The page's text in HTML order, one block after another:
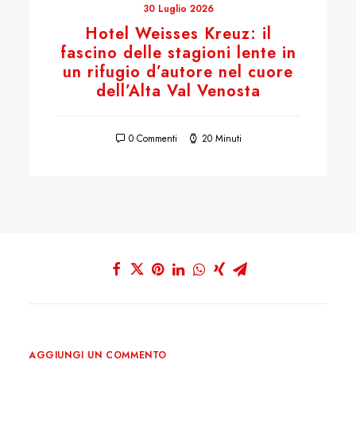
30 Luglio 2026
Hotel Weisses Kreuz: il
fascino delle stagioni lente in
un rifugio d’autore nel cuore
dell’Alta Val Venosta
0 Commenti 20 Minuti
AGGIUNGI UN COMMENTO